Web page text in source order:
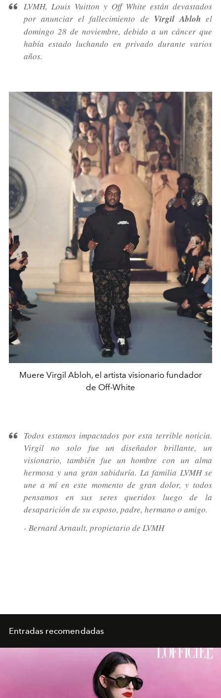
LVMH, Louis Vuitton y Off White están devastados
por anunciar el fallecimiento de Virgil Ablohel
domingo 28 de noviembre, debido a un cáncer que
había estado luchando en privado durante varios
años.
Muere Virgil Abloh, el artista visionario fundador
de Off-White
Todos estamos impactados por esta terrible noticia.
Virgil no solo fue un diseñador brillante, un
visionario, también fue un hombre con un alma
hermosa y una gran sabiduría. La familia LVMH se
une a mí en este momento de gran dolor, y todos
pensamos en sus seres queridos luego de la
desaparición de su esposo, padre, hermano o amigo.
- Bernard Arnault, propietario de LVMH
Entradas recomendadas